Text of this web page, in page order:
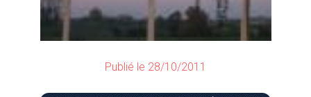
Publié le 28/10/2011